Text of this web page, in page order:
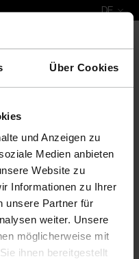
Über Cookies
und Anzeigen zu
Medien anbieten
Website zu
Informationen zu Ihrer
unsere Partner für
weiter. Unsere
möglicherweise mit
ihnen bereitgestellt
DE
Lederfarbe
gefunden
Serialization of
[no active file]:0 Stack
file]on line0